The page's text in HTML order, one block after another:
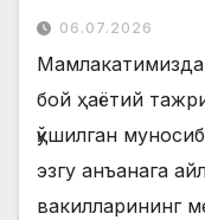
06.07.2026
бой ҳаётий
қўшилган
эзгу анъанага
вакилларининг